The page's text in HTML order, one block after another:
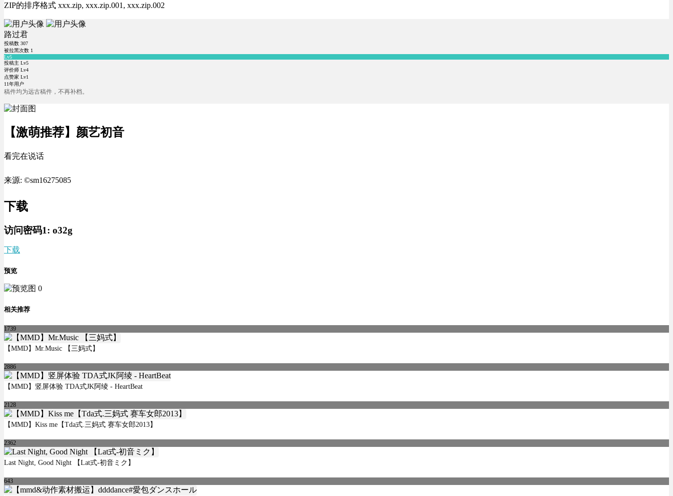
ZIP的排序格式 xxx.zip, xxx.zip.001, xxx.zip.002
路过君
投稿数 307
被拉黑次数 1
Lv5
投稿主 Lv5
评价师 Lv4
点赞家 Lv1
11年用户
稿件均为远古稿件，不再补档。
【激萌推荐】颜艺初音
看完在说话
来源: ©sm16275085
下载
访问密码1: o32g
下载
预览
相关推荐
1739
【MMD】Mr.Music 【三妈式】
2886
【MMD】竖屏体验 TDA式JK阿绫 - HeartBeat
2128
【MMD】Kiss me【Tda式.三妈式 赛车女郎2013】
2362
Last Night, Good Night 【Lat式-初音ミク】
643